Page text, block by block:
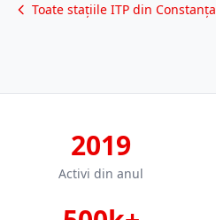
Toate stațiile ITP din Constanța
2019
Activi din anul